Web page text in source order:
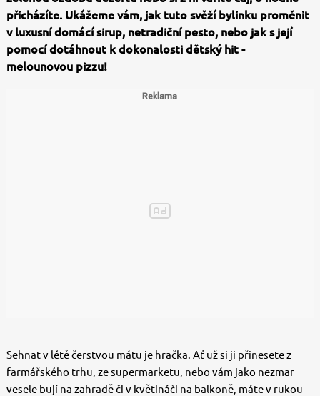
přicházíte. Ukážeme vám, jak tuto svěží bylinku proměnit
v luxusní domácí sirup, netradiční pesto, nebo jak s její
pomocí dotáhnout k dokonalosti dětský hit -
melounovou pizzu!
Sehnat v létě čerstvou mátu je hračka. Ať už si ji přinesete z
farmářského trhu, ze supermarketu, nebo vám jako nezmar
vesele bují na zahradě či v květináči na balkoně, máte v rukou